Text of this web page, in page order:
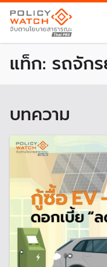
แท็ก: รถจัก
บทความ